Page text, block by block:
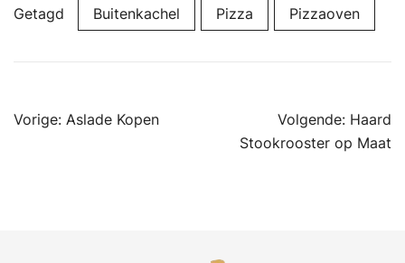
Getagd Buitenkachel Pizza Pizzaoven
Bericht
Vorige: Aslade Kopen Volgende: Haard
Stookrooster op Maat